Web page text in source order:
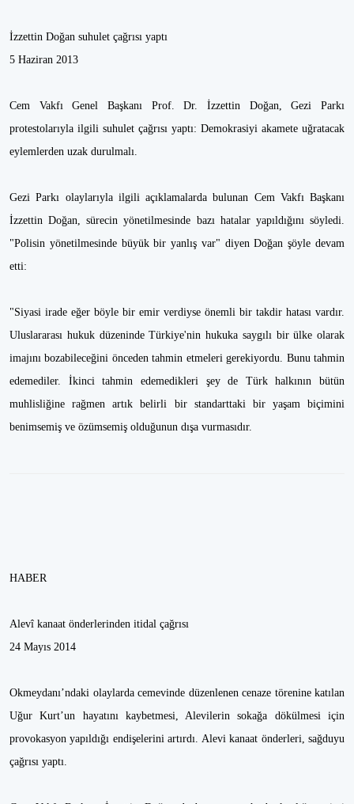
İzzettin Doğan suhulet çağrısı yaptı
5 Haziran 2013
Cem Vakfı Genel Başkanı Prof. Dr. İzzettin Doğan, Gezi Parkı
protestolarıyla ilgili suhulet çağrısı yaptı: Demokrasiyi akamete uğratacak
eylemlerden uzak durulmalı.
Gezi Parkı olaylarıyla ilgili açıklamalarda bulunan Cem Vakfı Başkanı
İzzettin Doğan, sürecin yönetilmesinde bazı hatalar yapıldığını söyledi.
"Polisin yönetilmesinde büyük bir yanlış var" diyen Doğan şöyle devam
etti:
"Siyasi irade eğer böyle bir emir verdiyse önemli bir takdir hatası vardır.
Uluslararası hukuk düzeninde Türkiye'nin hukuka saygılı bir ülke olarak
imajını bozabileceğini önceden tahmin etmeleri gerekiyordu. Bunu tahmin
edemediler. İkinci tahmin edemedikleri şey de Türk halkının bütün
muhlisliğine rağmen artık belirli bir standarttaki bir yaşam biçimini
benimsemiş ve özümsemiş olduğunun dışa vurmasıdır.
HABER
Alevî kanaat önderlerinden itidal çağrısı
24 Mayıs 2014
Okmeydanı’ndaki olaylarda cemevinde düzenlenen cenaze törenine katılan
Uğur Kurt’un hayatını kaybetmesi, Alevilerin sokağa dökülmesi için
provokasyon yapıldığı endişelerini artırdı. Alevi kanaat önderleri, sağduyu
çağrısı yaptı.